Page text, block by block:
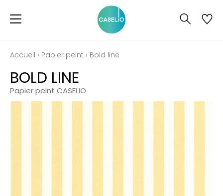
Accueil › Papier peint › Bold line
BOLD LINE
Papier peint CASELIO